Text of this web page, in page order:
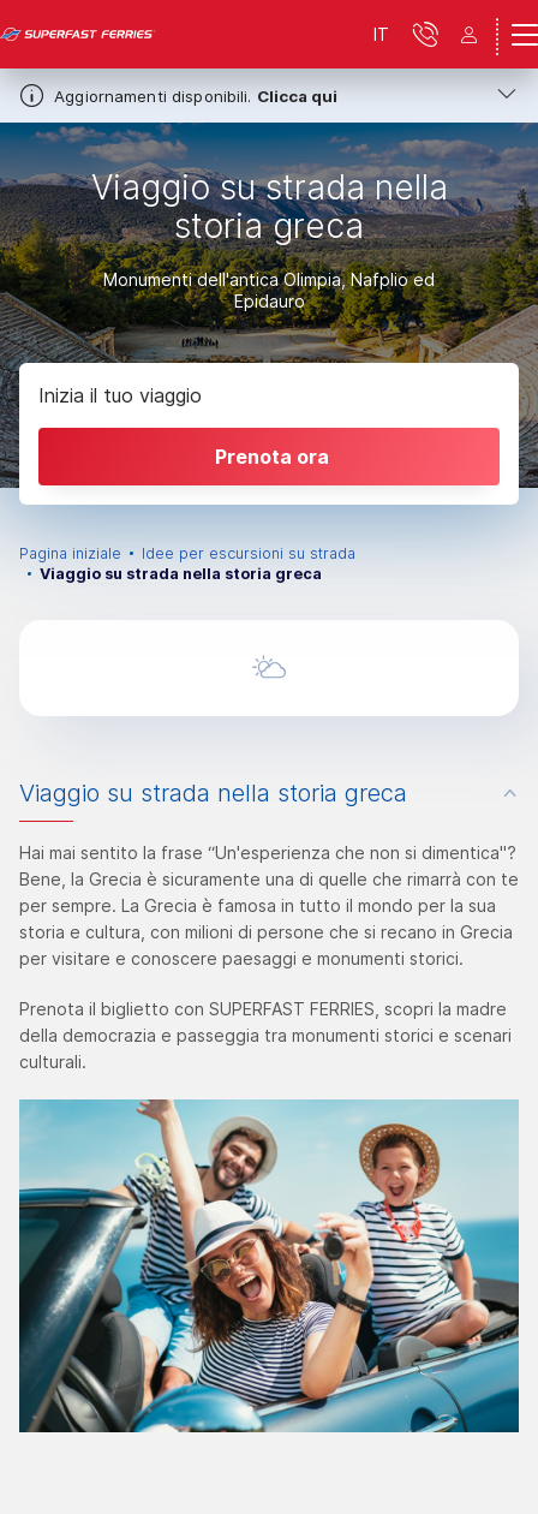
Aggiornamenti disponibili. Clicca qui
IT
Viaggio su strada nella
storia greca
Monumenti dell'antica Olimpia, Nafplio ed
Epidauro
Inizia il tuo viaggio
Prenota ora
Pagina iniziale
Idee per escursioni su strada
Viaggio su strada nella storia greca
Viaggio su strada nella storia greca
Hai mai sentito la frase “Un'esperienza che non si dimentica"?
Bene, la Grecia è sicuramente una di quelle che rimarrà con te
per sempre. La Grecia è famosa in tutto il mondo per la sua
storia e cultura, con milioni di persone che si recano in Grecia
per visitare e conoscere paesaggi e monumenti storici.
Prenota il biglietto con SUPERFAST FERRIES, scopri la madre
della democrazia e passeggia tra monumenti storici e scenari
culturali.